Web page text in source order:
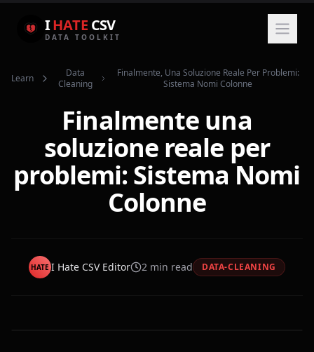
IHATE CSV
DATA TOOLKIT
Learn
Data
Cleaning
Finalmente, Una Soluzione Reale Per Problemi:
Sistema Nomi Colonne
Finalmente una
soluzione reale per
problemi: Sistema Nomi
Colonne
HATE I Hate CSV Editor 2 min read DATA-CLEANING